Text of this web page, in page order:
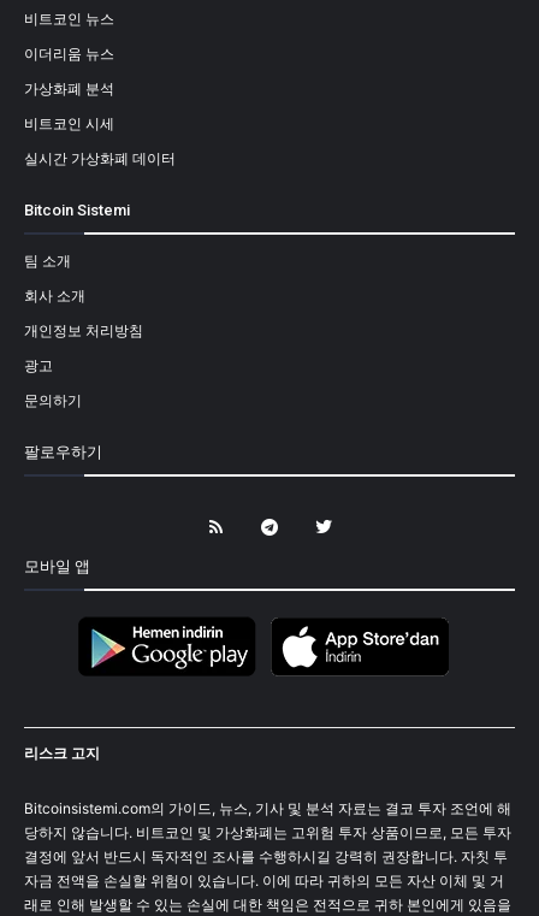
비트코인 뉴스
이더리움 뉴스
가상화폐 분석
비트코인 시세
실시간 가상화폐 데이터
Bitcoin Sistemi
팀 소개
회사 소개
개인정보 처리방침
광고
문의하기
팔로우하기
모바일 앱
리스크 고지
Bitcoinsistemi.com의 가이드, 뉴스, 기사 및 분석 자료는 결코 투자 조언에 해
당하지 않습니다. 비트코인 및 가상화폐는 고위험 투자 상품이므로, 모든 투자
결정에 앞서 반드시 독자적인 조사를 수행하시길 강력히 권장합니다. 자칫 투
자금 전액을 손실할 위험이 있습니다. 이에 따라 귀하의 모든 자산 이체 및 거
래로 인해 발생할 수 있는 손실에 대한 책임은 전적으로 귀하 본인에게 있음을